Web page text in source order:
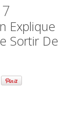
Explique
Sortir De